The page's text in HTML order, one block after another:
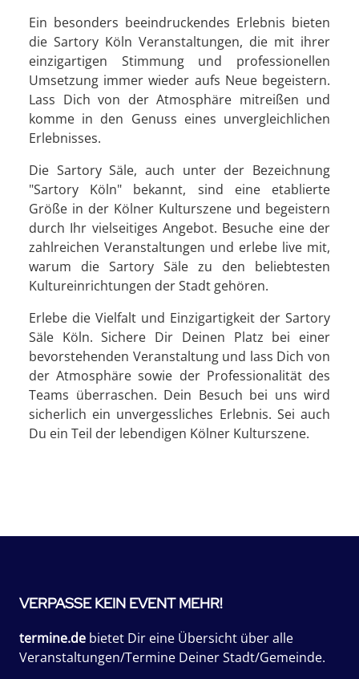
Ein besonders beeindruckendes Erlebnis bieten
die Sartory Köln Veranstaltungen, die mit ihrer
einzigartigen Stimmung und professionellen
Umsetzung immer wieder aufs Neue begeistern.
Lass Dich von der Atmosphäre mitreißen und
komme in den Genuss eines unvergleichlichen
Erlebnisses.
Die Sartory Säle, auch unter der Bezeichnung
"Sartory Köln" bekannt, sind eine etablierte
Größe in der Kölner Kulturszene und begeistern
durch Ihr vielseitiges Angebot. Besuche eine der
zahlreichen Veranstaltungen und erlebe live mit,
warum die Sartory Säle zu den beliebtesten
Kultureinrichtungen der Stadt gehören.
Erlebe die Vielfalt und Einzigartigkeit der Sartory
Säle Köln. Sichere Dir Deinen Platz bei einer
bevorstehenden Veranstaltung und lass Dich von
der Atmosphäre sowie der Professionalität des
Teams überraschen. Dein Besuch bei uns wird
sicherlich ein unvergessliches Erlebnis. Sei auch
Du ein Teil der lebendigen Kölner Kulturszene.
VERPASSE KEIN EVENT MEHR!
termine.de bietet Dir eine Übersicht über alle
Veranstaltungen/Termine Deiner Stadt/Gemeinde.